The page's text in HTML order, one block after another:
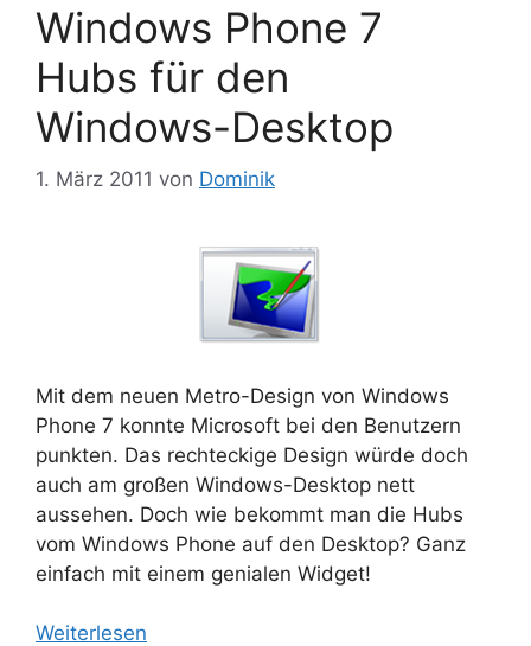
Windows Phone 7
Hubs für den
Windows-Desktop
1. März 2011 von Dominik
Mit dem neuen Metro-Design von Windows
Phone 7 konnte Microsoft bei den Benutzern
punkten. Das rechteckige Design würde doch
auch am großen Windows-Desktop nett
aussehen. Doch wie bekommt man die Hubs
vom Windows Phone auf den Desktop? Ganz
einfach mit einem genialen Widget!
Weiterlesen